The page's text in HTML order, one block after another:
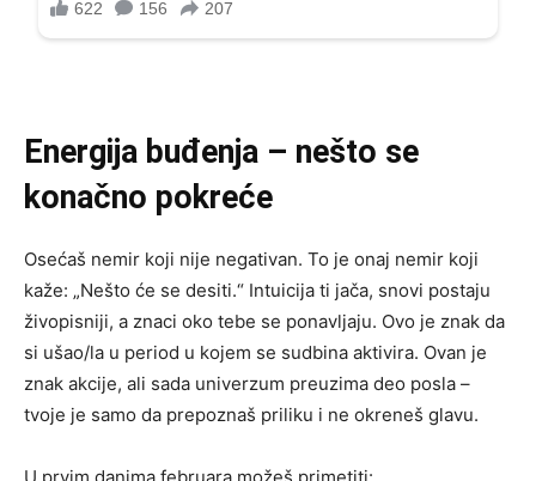
Energija buđenja – nešto se
konačno pokreće
Osećaš nemir koji nije negativan. To je onaj nemir koji
kaže: „Nešto će se desiti.“ Intuicija ti jača, snovi postaju
živopisniji, a znaci oko tebe se ponavljaju. Ovo je znak da
si ušao/la u period u kojem se sudbina aktivira. Ovan je
znak akcije, ali sada univerzum preuzima deo posla –
tvoje je samo da prepoznaš priliku i ne okreneš glavu.